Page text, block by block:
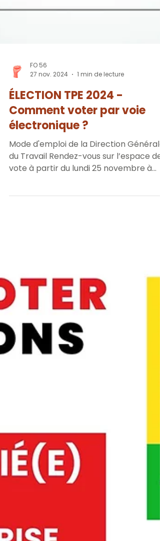
FO 56
27 nov. 2024
1 min de lecture
ÉLECTION TPE 2024 -
Comment voter par voie
électronique ?
Mode d'emploi de la Direction Générale
vote à partir du lundi 25 novembre à